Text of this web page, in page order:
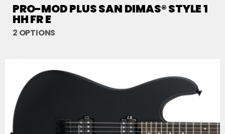
PRO-MOD PLUS SAN DIMAS® STYLE 1
HH FR E
2 OPTIONS